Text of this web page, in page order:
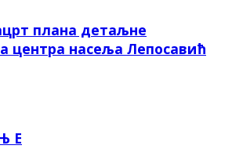
плана детаљне
центра насеља Лепосавић
Е